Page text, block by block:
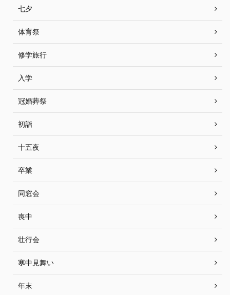
七夕
体育祭
修学旅行
入学
冠婚葬祭
初詣
十五夜
卒業
同窓会
喪中
壮行会
寒中見舞い
年末